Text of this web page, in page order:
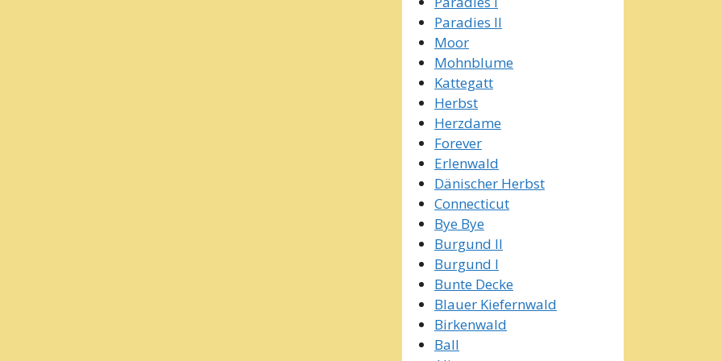
Paradies II
Moor
Mohnblume
Kattegatt
Herbst
Herzdame
Forever
Erlenwald
Dänischer Herbst
Connecticut
Bye Bye
Burgund II
Burgund I
Bunte Decke
Blauer Kiefernwald
Birkenwald
Ball